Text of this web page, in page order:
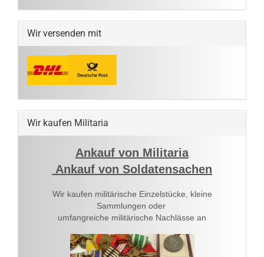
Wir versenden mit
Wir kaufen Militaria
Ankauf von Militaria
Ankauf von Soldatensachen
Wir kaufen militärische Einzelstücke, kleine
Sammlungen oder
umfangreiche militärische Nachlässe an